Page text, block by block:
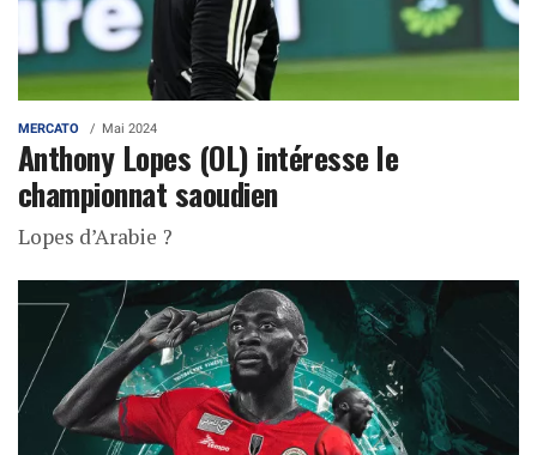
MERCATO Mai 2024
Anthony Lopes (OL) intéresse le
championnat saoudien
Lopes d’Arabie ?